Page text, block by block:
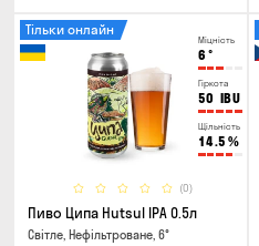
Міцність
6 °
Гіркота
50 IBU
Щільність
14.5 %
(0)
Тільки онлайн
Пиво Ципа Hutsul IPA 0.5л
Світле, Нефільтроване, 6°